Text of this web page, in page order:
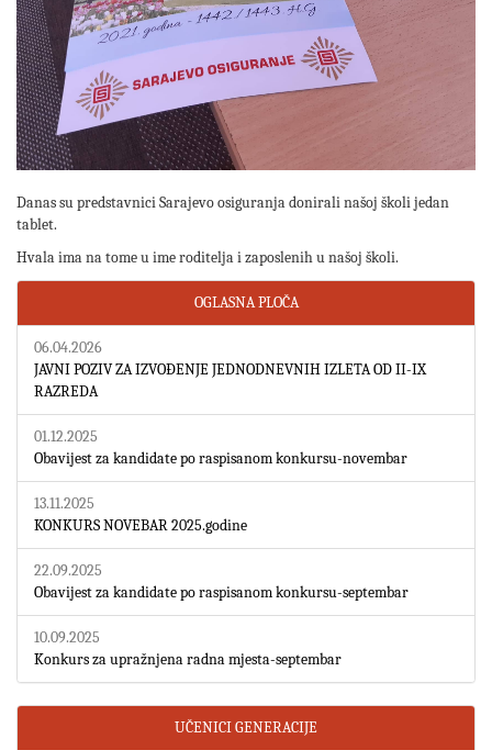
Danas su predstavnici Sarajevo osiguranja donirali našoj školi jedan
tablet.
Hvala ima na tome u ime roditelja i zaposlenih u našoj školi.
OGLASNA PLOČA
06.04.2026
JAVNI POZIV ZA IZVOĐENJE JEDNODNEVNIH IZLETA OD II-IX
RAZREDA
01.12.2025
Obavijest za kandidate po raspisanom konkursu-novembar
13.11.2025
KONKURS NOVEBAR 2025.godine
22.09.2025
Obavijest za kandidate po raspisanom konkursu-septembar
10.09.2025
Konkurs za upražnjena radna mjesta-septembar
UČENICI GENERACIJE